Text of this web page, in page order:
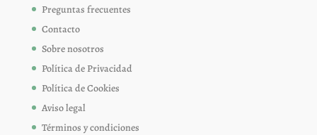
Preguntas frecuentes
Contacto
Sobre nosotros
Política de Privacidad
Política de Cookies
Aviso legal
Términos y condiciones